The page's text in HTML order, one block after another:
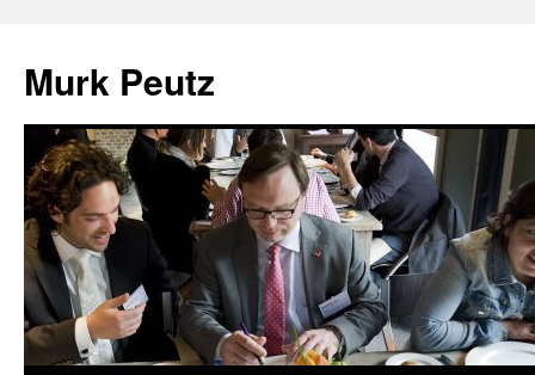
Murk Peutz